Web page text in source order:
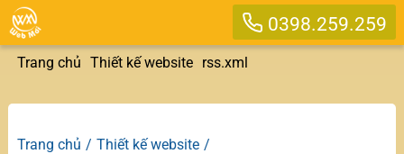
0398.259.259
Trang chủ Thiết kế website rss.xml
Trang chủ
Thiết kế website